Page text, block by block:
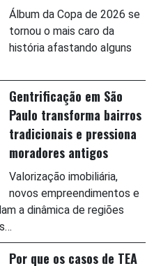
Álbum da Copa de 2026 se
tornou o mais caro da
história afastando alguns
Gentrificação em São
Paulo transforma bairros
tradicionais e pressiona
moradores antigos
Valorização imobiliária,
novos empreendimentos e
a dinâmica de regiões
Por que os casos de TEA